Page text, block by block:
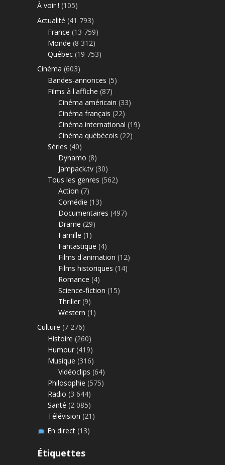
À voir ! (105)
Actualité (41 793)
France (13 759)
Monde (8 312)
Québec (19 753)
Cinéma (603)
Bandes-annonces (5)
Films à l'affiche (87)
Cinéma américain (33)
Cinéma français (22)
Cinéma international (19)
Cinéma québécois (22)
Séries (40)
Dynamo (8)
Jampack.tv (30)
Tous les genres (562)
Action (7)
Comédie (13)
Documentaires (497)
Drame (29)
Famille (1)
Fantastique (4)
Films d'animation (12)
Films historiques (14)
Romance (4)
Science-fiction (15)
Thriller (9)
Western (1)
Culture (7 276)
Histoire (260)
Humour (419)
Musique (316)
Vidéoclips (64)
Philosophie (575)
Radio (3 644)
Santé (2 085)
Télévision (21)
En direct(13)
Étiquettes